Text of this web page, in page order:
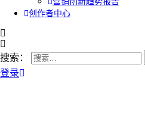
创作者中心
搜索：
登录